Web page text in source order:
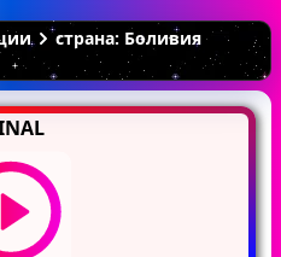
страна: Боливия